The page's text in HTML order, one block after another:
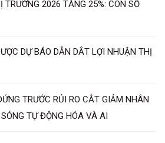
TRƯỜNG 2026 TĂNG 25%: CON SỐ
DỰ BÁO DẪN DẮT LỢI NHUẬN THỊ
TRƯỚC RỦI RO CẮT GIẢM NHÂN
TỰ ĐỘNG HÓA VÀ AI